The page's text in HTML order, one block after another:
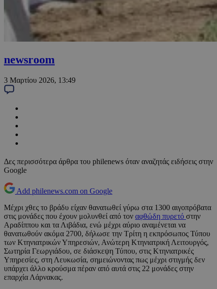
newsroom
3 Μαρτίου 2026, 13:49
Δες περισσότερα άρθρα του philenews όταν αναζητάς ειδήσεις στην
Google
Add philenews.com on Google
Μέχρι χθες το βράδυ είχαν θανατωθεί γύρω στα 1300 αιγοπρόβατα
στις μονάδες που έχουν μολυνθεί από τον αφθώδη πυρετό στην
Αραδίππου και τα Λιβάδια, ενώ μέχρι αύριο αναμένεται να
θανατωθούν ακόμα 2700, δήλωσε την Τρίτη η εκπρόσωπος Τύπου
των Κτηνιατρικών Υπηρεσιών, Ανώτερη Κτηνιατρική Λειτουργός,
Σωτηρία Γεωργιάδου, σε διάσκεψη Τύπου, στις Κτηνιατρικές
Υπηρεσίες, στη Λευκωσία, σημειώνοντας πως μέχρι στιγμής δεν
υπάρχει άλλο κρούσμα πέραν από αυτά στις 22 μονάδες στην
επαρχία Λάρνακας.